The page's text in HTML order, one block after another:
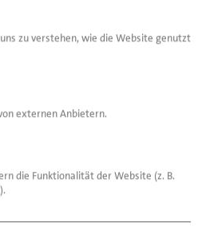
wird, sollten sich
haben ebenso die
Maßnahmen zur
Erneuerungen
auf dem Gebiet des
realisiert haben.
schreiben den
Weser-Ems gemeinsam
und
zu verstehen, wie die Website genutzt
externen Anbietern.
die Funktionalität der Website (z. B.